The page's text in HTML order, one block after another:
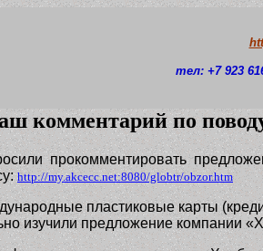
тел: +7 923
комментарий по
прокомментировать
http://my.akcecc.net:8080/globtr/obzor.htm
пластиковые карты
изучили предложение компании